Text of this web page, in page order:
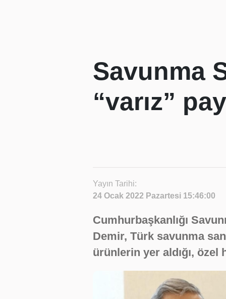
Savunma
“varız”
Yayın Tarihi:
24 Ocak 2022 Pazartesi 15:46:00
Cumhurbaşkanlığı
Demir, Türk savunma
ürünlerin yer aldığı, özel